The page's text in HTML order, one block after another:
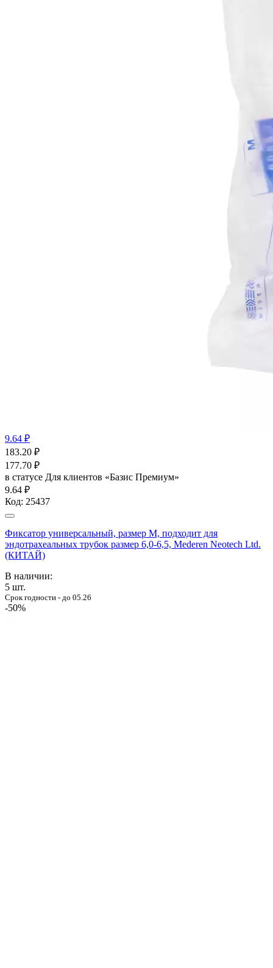
9.64 ₽
183.20 ₽
177.70 ₽
в статусе Для клиентов «Базис Премиум»
9.64 ₽
Код: 25437
Фиксатор универсальный, размер М, подходит для
эндотрахеальных трубок размер 6,0-6,5, Mederen Neotech Ltd.
(КИТАЙ)
В наличии:
5 шт.
Срок годности - до 05.26
-50%